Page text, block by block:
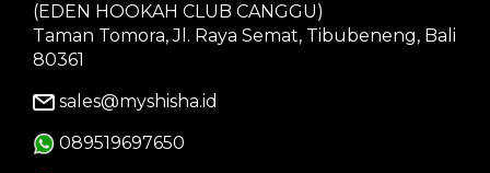
(EDEN HOOKAH CLUB CANGGU)
Taman Tomora, Jl. Raya Semat, Tibubeneng, Bali
80361
sales@myshisha.id
089519697650